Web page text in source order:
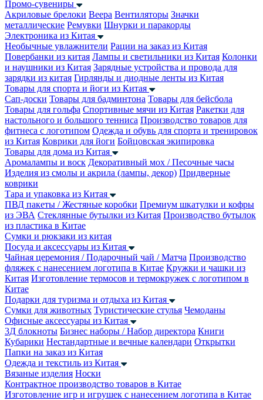
Промо-сувениры
Акриловые брелоки Веера Вентиляторы Значки
металлические Ремувки Шнурки и паракорды
Электроника из Китая
Необычные увлажнители Рации на заказ из Китая
Повербанки из китая Лампы и светильники из Китая Колонки
и наушники из Китая Зарядные устройства и провода для
зарядки из китая Гирлянды и диодные ленты из Китая
Товары для спорта и йоги из Китая
Сап-доски Товары для бадминтона Товары для бейсбола
Товары для гольфа Спортивные мячи из Китая Ракетки для
настольного и большого тенниса Производство товаров для
фитнеса с логотипом Одежда и обувь для спорта и тренировок
из Китая Коврики для йоги Бойцовская экипировка
Товары для дома из Китая
Аромалампы и воск Декоративный мох / Песочные часы
Изделия из смолы и акрила (лампы, декор) Придверные
коврики
Тара и упаковка из Китая
ПВД пакеты / Жестяные коробки Премиум шкатулки и кофры
из ЭВА Стеклянные бутылки из Китая Производство бутылок
из пластика в Китае
Сумки и рюкзаки из китая
Посуда и аксессуары из Китая
Чайная церемония / Подарочный чай / Матча Производство
фляжек с нанесением логотипа в Китае Кружки и чашки из
Китая Изготовление термосов и термокружек с логотипом в
Китае
Подарки для туризма и отдыха из Китая
Сумки для животных Туристические стулья Чемоданы
Офисные аксессуары из Китая
3Д блокноты Бизнес наборы / Набор директора Книги
Кубарики Нестандартные и вечные календари Открытки
Папки на заказ из Китая
Одежда и текстиль из Китая
Вязаные изделия Носки
Контрактное производство товаров в Китае
Изготовление игр и игрушек с нанесением логотипа в Китае